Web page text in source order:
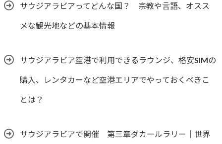
サウジアラビアってどんな国？ 宗教や言語、オスス
メな観光地などの基本情報
サウジアラビア空港で利用できるラウンジ、格安SIMの
購入、レンタカーなど空港エリアでやっておくべきこ
とは？
サウジアラビアで開催 第三章ダカールラリー｜世界